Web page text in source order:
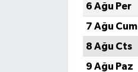
6 Ağu Per
7 Ağu Cum
8 Ağu Cts
9 Ağu Paz